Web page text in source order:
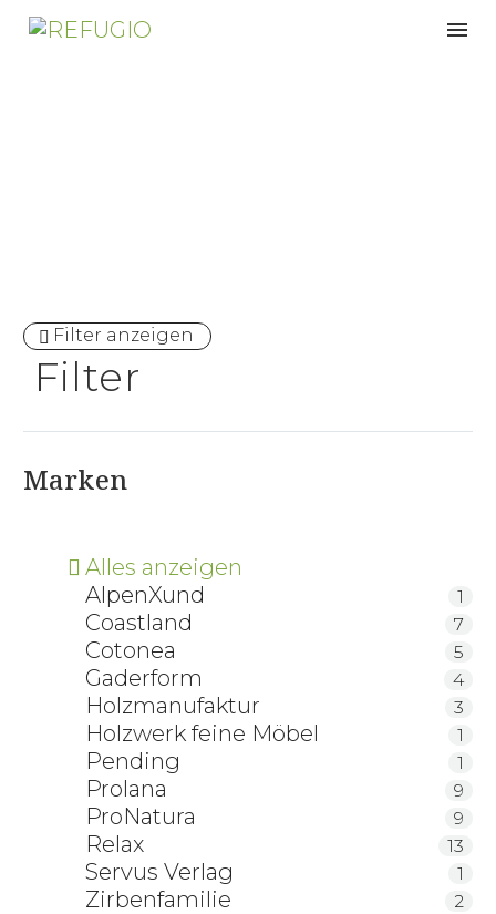
Filter anzeigen
Filter
Marken
Alles anzeigen
AlpenXund
1
Coastland 7
Cotonea 5
Gaderform 4
Holzmanufaktur 3
Holzwerk feine Möbel 1
Pending 1
Prolana 9
ProNatura 9
Relax 13
Servus Verlag 1
Zirbenfamilie 2